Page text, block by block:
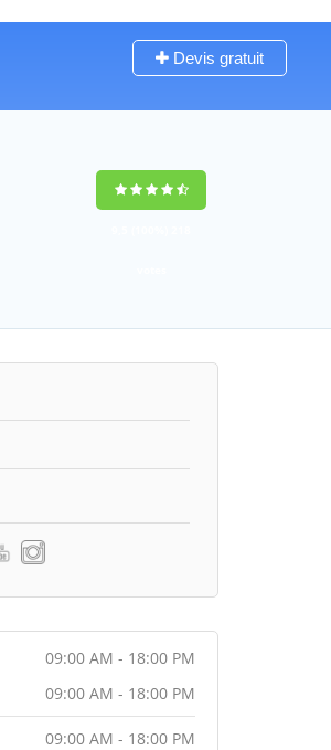
Devis gratuit
09:00 AM - 18:00 PM
09:00 AM - 18:00 PM
09:00 AM - 18:00 PM